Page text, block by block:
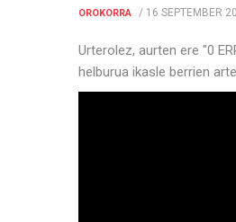
OROKORRA / 16 SEPTEMBER
Urterolez, aurten ere "0
helburua ikasle berrien